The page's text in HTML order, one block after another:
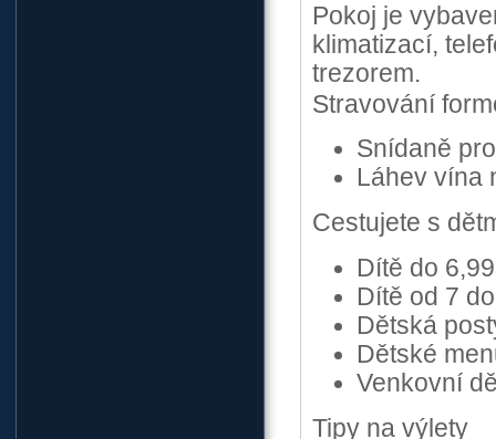
Pokoj je
klimatizací,
trezorem.
Stravování
Snídaně
Láhev vína
Cestujete s
Dítě do
Dítě od 7
Dětská
Dětské
Venkovní
Tipy na výlety